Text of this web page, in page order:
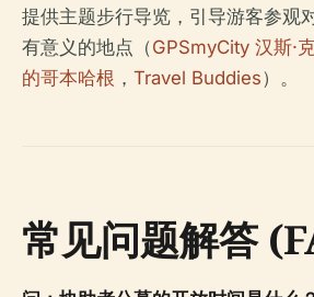
提供主题步行导览，引导游客参观
有意义的地点（GPSmyCity 汉斯·
的哥本哈根 ， Travel Buddies）。
常见问题解答